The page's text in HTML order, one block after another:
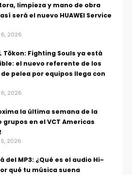
limpieza y mano de obra
será el nuevo HUAWEI Service
6, 2026
Tōkon: Fighting Souls ya está
el nuevo referente de los
pelea por equipos llega con
6, 2026
la última semana de la
grupos en el VCT Americas
5, 2026
del MP3: ¿Qué es el audio Hi-
qué tu música suena